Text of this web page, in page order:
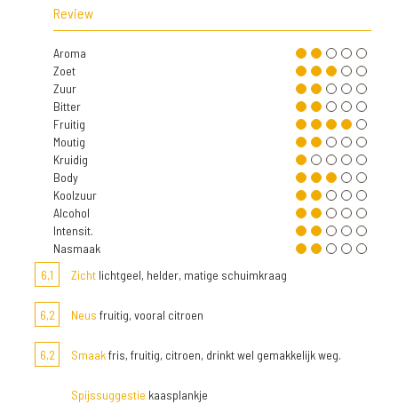
Review
Aroma
Zoet
Zuur
Bitter
Fruitig
Moutig
Kruidig
Body
Koolzuur
Alcohol
Intensit.
Nasmaak
6,1
Zicht lichtgeel, helder, matige schuimkraag
6,2 Neus fruitig, vooral citroen
6,2 Smaakfris, fruitig, citroen, drinkt wel gemakkelijk weg.
Spijssuggestie kaasplankje